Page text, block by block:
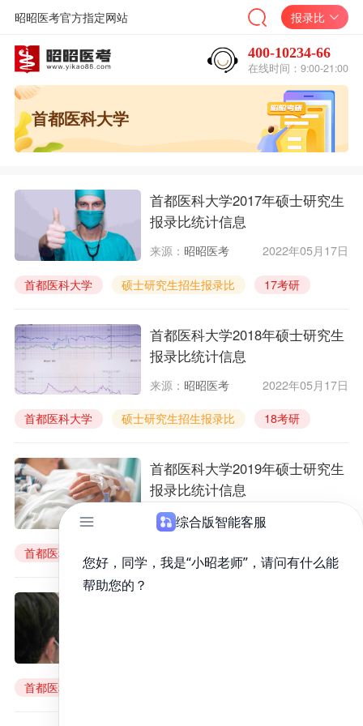
昭昭医考官方指定网站 报录比
400-10234-66
在线时间：9:00-21:00
首都医科大学
首都医科大学2017年硕士研究生
报录比统计信息
来源： 昭昭医考 2022年05月17日
首都医科大学 硕士研究生招生报录比 17考研
首都医科大学2018年硕士研究生
报录比统计信息
来源： 昭昭医考 2022年05月17日
首都医科大学 硕士研究生招生报录比 18考研
首都医科大学2019年硕士研究生
报录比统计信息
来源：昭昭医考 2022年05月17日
首都医科大学 硕士研究生招生报录比 19考研
首都医科大学